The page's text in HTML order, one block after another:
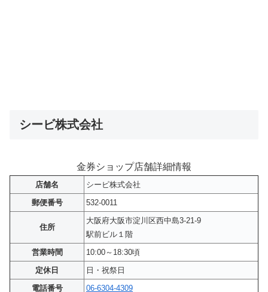
シービ株式会社
金券ショップ店舗詳細情報
店舗名
シービ株式会社
郵便番号
532-0011
住所
大阪府大阪市淀川区西中島3-21-9
駅前ビル１階
営業時間
10:00～18:30頃
定休日
日・祝祭日
電話番号
06-6304-4309